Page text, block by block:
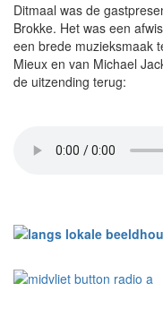
Ditmaal was de
Brokke. Het was een
een brede muzieksmaak
Mieux en van Michael
de uitzending terug: